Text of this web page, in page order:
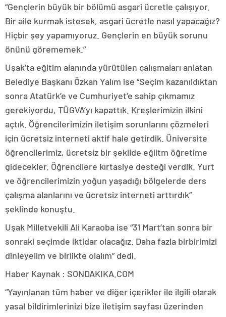
“Gençlerin büyük bir bölümü asgari ücretle çalışıyor.
Bir aile kurmak istesek, asgari ücretle nasıl yapacağız?
Hiçbir şey yapamıyoruz. Gençlerin en büyük sorunu
önünü görememek.”
Uşak’ta eğitim alanında yürütülen çalışmaları anlatan
Belediye Başkanı Özkan Yalım ise “Seçim kazanıldıktan
sonra Atatürk’e ve Cumhuriyet’e sahip çıkmamız
gerekiyordu, TÜGVA’yı kapattık. Kreşlerimizin ilkini
açtık. Öğrencilerimizin iletişim sorunlarını çözmeleri
için ücretsiz interneti aktif hale getirdik. Üniversite
öğrencilerimiz, ücretsiz bir şekilde eğiitm öğretime
gidecekler. Öğrencilere kırtasiye desteği verdik. Yurt
ve öğrencilerimizin yoğun yaşadığı bölgelerde ders
çalışma alanlarını ve ücretsiz interneti arttırdık”
şeklinde konuştu.
Uşak Milletvekili Ali Karaoba ise “31 Mart’tan sonra bir
sonraki seçimde iktidar olacağız. Daha fazla birbirimizi
dinleyelim ve birlikte olalım” dedi.
Haber Kaynak : SONDAKIKA.COM
“Yayınlanan tüm haber ve diğer içerikler ile ilgili olarak
yasal bildirimlerinizi bize iletişim sayfası üzerinden